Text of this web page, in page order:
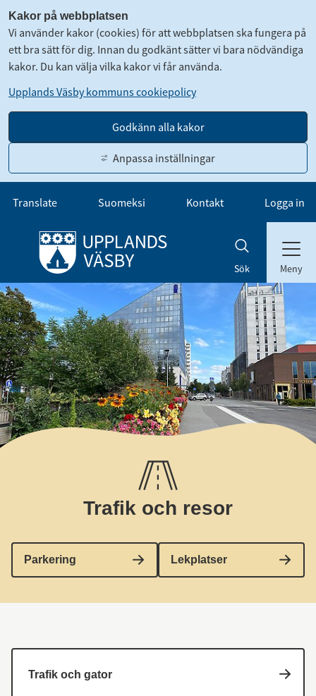
Kakor på webbplatsen
Vi använder kakor (cookies) för att webbplatsen ska fungera på
ett bra sätt för dig. Innan du godkänt sätter vi bara nödvändiga
kakor. Du kan välja vilka kakor vi får använda.
Upplands Väsby kommuns cookiepolicy
Godkänn alla kakor
Anpassa inställningar
Gå till innehåll
Translate Suomeksi Kontakt Logga in
Sök Meny
Trafik och resor
Parkering Lekplatser
Trafik och gator